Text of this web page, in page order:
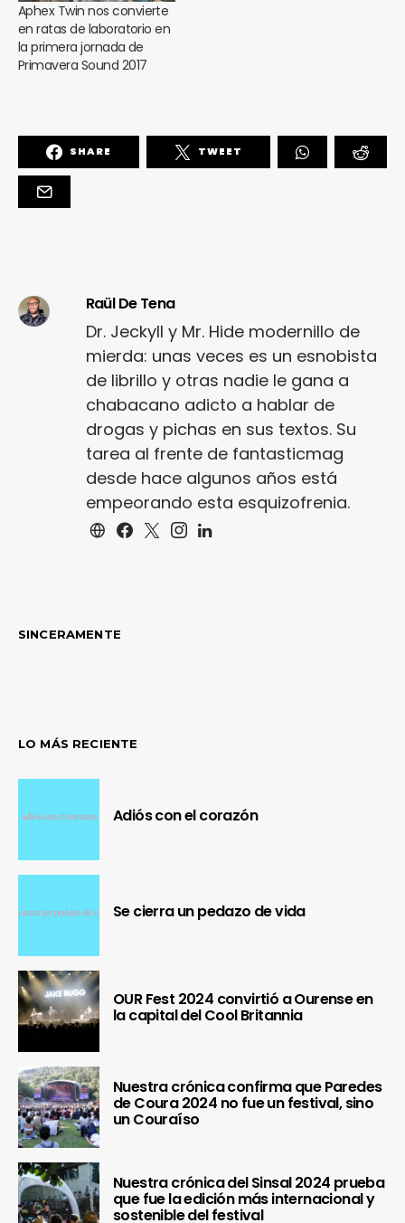
Aphex Twin nos convierte
en ratas de laboratorio en
la primera jornada de
Primavera Sound 2017
SHARE TWEET
Raül De Tena
Dr. Jeckyll y Mr. Hide modernillo de
mierda: unas veces es un esnobista
de librillo y otras nadie le gana a
chabacano adicto a hablar de
drogas y pichas en sus textos. Su
tarea al frente de fantasticmag
desde hace algunos años está
empeorando esta esquizofrenia.
SINCERAMENTE
LO MÁS RECIENTE
Adiós con el corazón
Se cierra un pedazo de vida
OUR Fest 2024 convirtió a Ourense en
la capital del Cool Britannia
Nuestra crónica confirma que Paredes
de Coura 2024 no fue un festival, sino
un Couraíso
Nuestra crónica del Sinsal 2024 prueba
que fue la edición más internacional y
sostenible del festival